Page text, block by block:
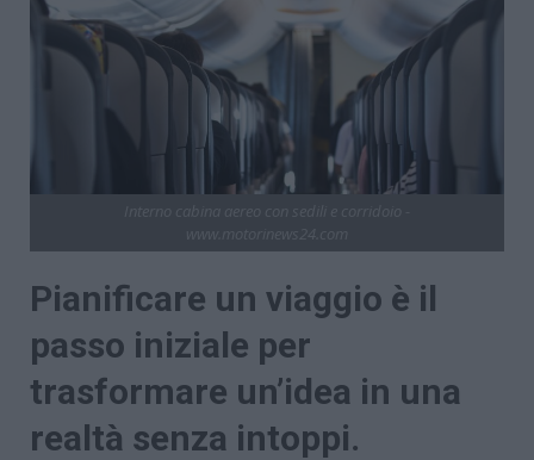
Pianificare un viaggio è il
passo iniziale per
trasformare un’idea in una
realtà senza intoppi.